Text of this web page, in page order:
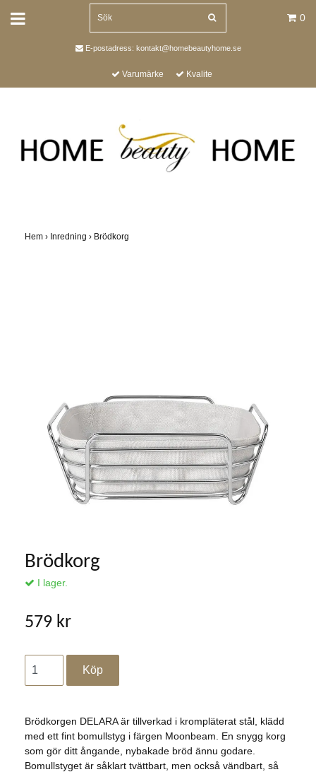
0
E-postadress: kontakt@homebeautyhome.se
Varumärke Kvalite
Hem › Inredning › Brödkorg
Brödkorg
I lager.
579 kr
Brödkorgen DELARA är tillverkad i krompläterat stål, klädd
med ett fint bomullstyg i färgen Moonbeam. En snygg korg
som gör ditt ångande, nybakade bröd ännu godare.
Bomullstyget är såklart tvättbart, men också vändbart, så